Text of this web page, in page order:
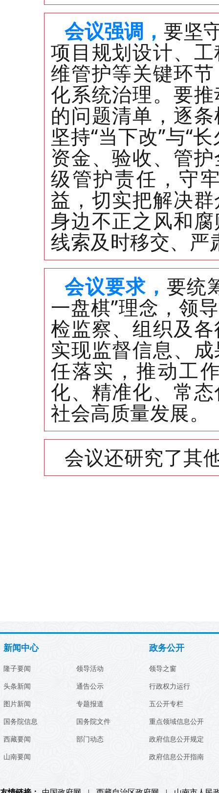
会议强调， 要坚
项目规划设计、
维管护等关键环
化系统治理。要
的问题清单，逐
坚持“当下改”与“
资金、验收、管
级管护责任，守
益，切实把解决
身边不正之风和
线索及时移交、严
会议要求， 要统
一盘棋”理念，领
检监察、组织及
实现监督信息、
任落实，推动工
化、精准化、常
社会高质量发展。
会议还研究了其
新闻中心
隆子要闻
头条新闻
图片新闻
国务院信息
西藏要闻
山南要闻
领导活动
通告公示
专题报道
国务院文件
部门动态
政务公开
领导之窗
行政权力运行
五公开专栏
重点领域信息公开
政府信息公开规定
政府信息公开指南